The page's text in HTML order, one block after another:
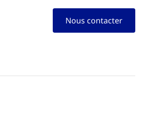
Nous contacter